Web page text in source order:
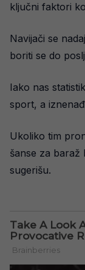
ključni faktori
Navijači se
boriti se do
Iako nas
sport, a
Ukoliko tim
šanse za baraž
sugerišu.